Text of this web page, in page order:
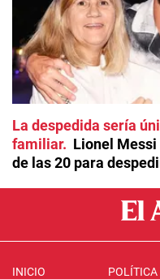
La despedida sería
familiar
Lionel
de las 20 para
INICIO POLÍTICA